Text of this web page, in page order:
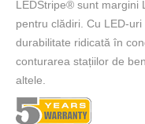
LEDStripe® sunt margini
pentru clădiri. Cu LED-
durabilitate ridicată în
conturarea stațiilor de
altele.